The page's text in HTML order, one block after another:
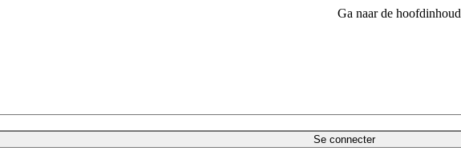
Ga naar de hoofdinhoud
Se connecter